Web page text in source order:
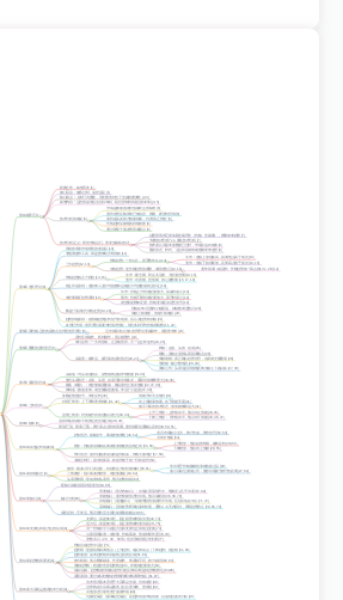
通常回调（或反弹）长线趋势前一高点的1/3～2/3 [12]
熊市：连续下跌创新低，反弹高点低于前次 [13, 15]
牛市：连续上涨创新高，回调低点高于前次 [13]
衰竭缺口 ：强劲走势即将结束时出现，通常2～5天内回补，表明 趋势停止 [29, 65, 73]
持续缺口（逃逸缺口） ：动能增强的涨跌势中出现，往往出现在中点 [71, 72]
普通缺口（形态内缺口） ：出现在震荡形态中，预测意义几乎为零 [67, 68]
常出现于价格陡峭急涨或急跌之后 [60]
下降楔形 ：预示向上突破 [29, 55]
没有扩散底 [54]
表示市场缺少主力，散户亢奋， 熊市信号[52, 53]
下降三角形 ：下界线水平，预示向下突破 [43, 46, 47]
最不可靠的技术形态，假突破概率远大 [41]
向上突破需 放量，向下突破无需 [41]
突破方向 无法预判
测算公式 ：头部顶点到颈线距离为最小下跌目标 [27, 30]
突破颈线 ：真正确认趋势信号，右肩成交量萎缩 [28]
颈线 ：连接左肩和头部回调低点 [26]
构成： 头部 [26]
突破上限看涨，突破下限看跌 [20]
成交量是 附加证据，价格变动是决定性信号 [19]
熊市：价格下降时成交量放大，回升时缩小 [19]
牛市：价格上升时成交量放大，回落时缩小 [19]
熊市： 恐慌期 灰心抛售期 [15, 17, 18]
牛市：建仓期、民众关注期、 大批涌进期[13, 15]
中线趋势：逆长线趋势的调整，3周到数月 [12, 16]
长线趋势：一年以上，甚至数年 [12-14]
图表形态、样式、点位和区域有助推测未来走势 [8]
技术派认为基本面数据已过时，市场永远向前看 [8]
“经典技术分析” vs. 量化技术分析 [7]
以图形形式记录实际交易历史（价格、交易量），推测未来趋势 [7]
通过研究个股走势形成观点 [6]
长线趋势应被视为持续有效 [6]
股价是买卖双方较量结果，代表“真正价值” [6]
股价走势反映所有已知信息、推测、希望与恐惧 [6]
市场是衡量股票价值最民主的标准 [6]
机械交易法 （如海龟交易法）在趋势明显市场有效，但需结合图表分析 [90]
其他形态可靠性低于股票市场 [89]
趋势线在大宗商品图表上往往更清晰、更有用 [89]
技术形态基本适用于大宗商品交易，但有差异 [88]
扇形原则：通过3条发散的趋势线判断中线调整低点 [61, 87]
回踩/反抽 ：趋势线被突破后股价可能反弹/回调至原趋势线附近 [84-86]
效力检验：低点数量越多、长度越长、角度越平坦，效力越强 [82, 83]
趋势通道 ：基本趋势线和折返线之间的区域 [51, 81]
：连接短线回调低点（上升趋势）或反弹高点（下降趋势）的直线 [51, 80]
价格总在趋势中运动 [79]
整数关口（20、30、50等）也会形成强阻力/支撑 [77]
估算强弱标准：成交量、价格落差、形成时间长度 [76-78]
同一价格水平可在阻力位和支撑位之间相互变换 [74]
支撑位：买盘集中区，阻止跌势或转跌为涨 [42, 74]
岛形反转：不常见，预示股价完全回吐前期涨跌幅 [29, 65]
缺口分类
“是缺口就必须回补”是 迷信[64, 65]
头肩形整固 ：形似倒转头肩形，预示 趋势持续[63]
三角旗形 ：短小紧凑的楔形，成交量萎缩 [18, 62]
旗形：紧凑小平行四边形，向趋势反方向轻微倾斜 [60, 61]
关键反转日 ：盘中创新高，收盘价低于前一日收盘价 [59]
长钉形态 ：股价巨幅波动后收盘价回落，伴随天量成交 [57, 58]
楔形 ：价格波动限制在两条逐渐收拢的直线之间 [55, 56]
扩散形态：振幅扩大，两条发散界线 [36, 52]
双顶/三顶、双底/三底 ：两个高点之间有回调，股价跌穿谷底确认反转 [39, 50, 51]
顶部和底部由水平线界定的交易区域 [48, 49]
直角三角形 ：对突破方向有强预示效力 [38, 43]
对称三角形：上下界线逐渐收敛 [41, 42]
多数是 整固信号 ，而非反转 [40]
休眠底：圆底变体，成交量极度萎缩，常见于小盘股 [37, 39]
复合头肩形态：左肩、头部、右肩可能出现多次，底部出现概率更大 [34-36]
头肩底：与头肩顶相反，穿透颈线 必须伴有放量 [31-33]
头肩形：最常见、最可靠的反转形态 [26, 27]
单日反转 ：一天内形成，止步或暂停，不一定立即逆转 [24, 25]
反转区域越大、耗时越长，意义越重大 [24]
迈吉的基准点法比道氏理论更易操作，回报更丰厚 [23]
21世纪市场：道氏理论需要 与时俱进优化 ，综合多种平均价格和指数 [11, 22]
：在明确趋势反转信号出现前，应认为趋势将持续 [21]
“横盘”可以取代中线走势 [14, 20]
成交量验证趋势原则 [19]
：道琼斯工业平均指数和运输业平均指数需相互印证 [19]
三大趋势 [12, 13]
非预测股市工具，而是 整体经济晴雨表
所有技术派市场研究的
技术分析的前提 [6]
新增内容： 迈吉的基准点法 (第28章)， 组合控制与风险 (第42章) [4, 5]
修订宗旨：修剪过时、深挖远见 [1]
经典之作，63年历史 [1]
第14章 趋势线和通道[9]
第13章 支撑位和阻力位的应用
第12章 缺口
第11章 持续形态
第10章 其他反转现象
第8章 三角形
第7章 底部形态[9]
第6章 重要的反转形态[9]
第5章 用约翰·迈吉的基准点法代替道氏理论 [9]
第3章 道氏理论[9]
第10版序言 [1]